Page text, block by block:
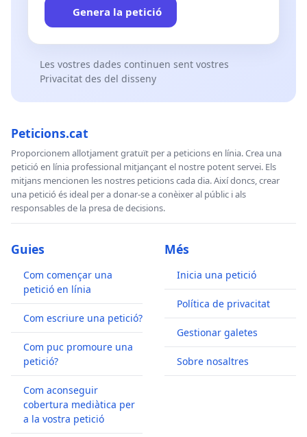
Genera la petició
Les vostres dades continuen sent vostres
Privacitat des del disseny
Peticions.cat
Proporcionem allotjament gratuït per a peticions en línia. Crea una
petició en línia professional mitjançant el nostre potent servei. Els
mitjans mencionen les nostres peticions cada dia. Així doncs, crear
una petició és ideal per a donar-se a conèixer al públic i als
responsables de la presa de decisions.
Guies
Com començar una
petició en línia
Com escriure una petició?
Com puc promoure una
petició?
Com aconseguir
cobertura mediàtica per
a la vostra petició
Més
Inicia una petició
Política de privacitat
Gestionar galetes
Sobre nosaltres